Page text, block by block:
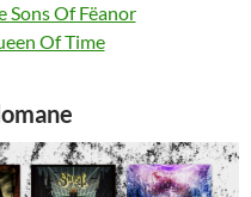
Sons Of Fëanor
Of Time